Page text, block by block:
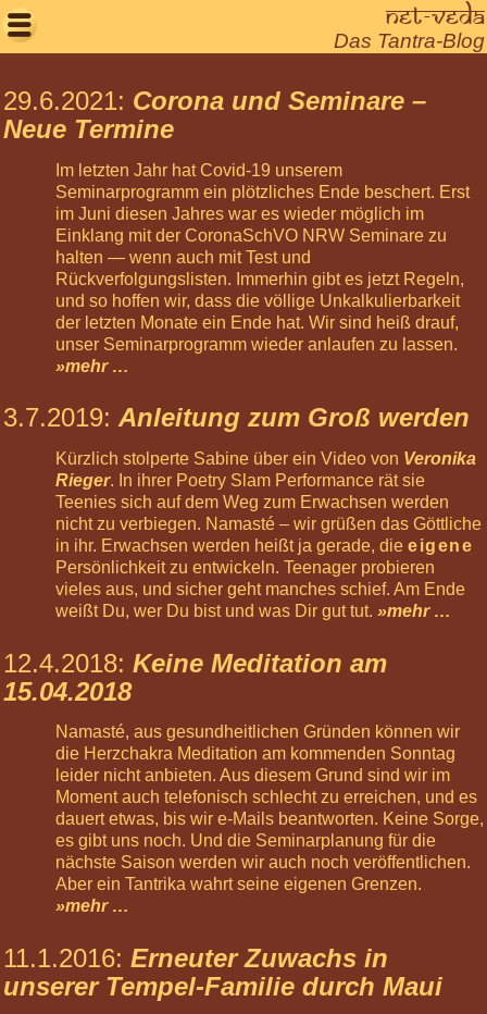
Net-Veda
Das Tantra-Blog

29.6.2021: Corona und Seminare –
Neue Termine
Im letzten Jahr hat Covid-19 unserem
Seminarprogramm ein plötzliches Ende beschert. Erst
im Juni diesen Jahres war es wieder möglich im
Einklang mit der CoronaSchVO NRW Seminare zu
halten — wenn auch mit Test und
Rückverfolgungslisten. Immerhin gibt es jetzt Regeln,
und so hoffen wir, dass die völlige Unkalkulierbarkeit
der letzten Monate ein Ende hat. Wir sind heiß drauf,
unser Seminarprogramm wieder anlaufen zu lassen.
»mehr …
3.7.2019: Anleitung zum Groß werden
Kürzlich stolperte Sabine über ein Video von Veronika
Rieger. In ihrer Poetry Slam Performance rät sie
Teenies sich auf dem Weg zum Erwachsen werden
nicht zu verbiegen. Namasté – wir grüßen das Göttliche
in ihr. Erwachsen werden heißt ja gerade, die eigene
Persönlichkeit zu entwickeln. Teenager probieren
vieles aus, und sicher geht manches schief. Am Ende
weißt Du, wer Du bist und was Dir gut tut. »mehr …
12.4.2018: Keine Meditation am
15.04.2018
Namasté, aus gesundheitlichen Gründen können wir
die Herzchakra Meditation am kommenden Sonntag
leider nicht anbieten. Aus diesem Grund sind wir im
Moment auch telefonisch schlecht zu erreichen, und es
dauert etwas, bis wir e-Mails beantworten. Keine Sorge,
es gibt uns noch. Und die Seminarplanung für die
nächste Saison werden wir auch noch veröffentlichen.
Aber ein Tantrika wahrt seine eigenen Grenzen.
»mehr …
11.1.2016: Erneuter Zuwachs in
unserer Tempel-Familie durch Maui
Informiere
mich »
Nächste
Highlights
2026
12:00
Körperreise:
Chakren
Körperreise
28
Nov
2026
Aktuelles
Körperarbeit
Meditationen